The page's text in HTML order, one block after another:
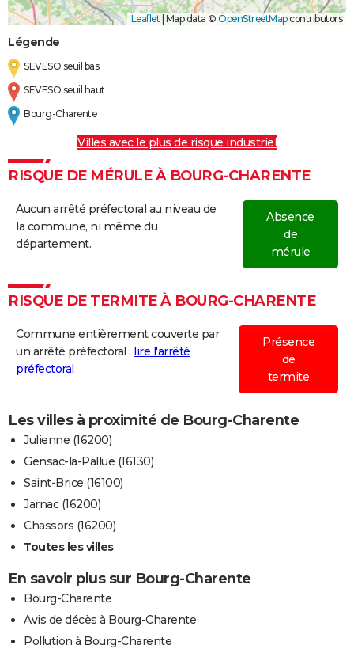
Leaflet | Map data © OpenStreetMapcontributors
Légende
SEVESO seuil bas
SEVESO seuil haut
Bourg-Charente
Villes avec le plus de risque industriel
RISQUE DE MÉRULE À BOURG-CHARENTE
Aucun arrêté préfectoral au niveau de
la commune, ni même du
département.
Absence
de
mérule
RISQUE DE TERMITE À BOURG-CHARENTE
Commune entièrement couverte par
un arrêté préfectoral : lire l'arrêté
préfectoral
Présence
de
termite
Les villes à proximité de Bourg-Charente
Julienne (16200)
Gensac-la-Pallue (16130)
Saint-Brice (16100)
Jarnac (16200)
Chassors (16200)
Toutes les villes
En savoir plus sur Bourg-Charente
Bourg-Charente
Avis de décès à Bourg-Charente
Pollution à Bourg-Charente